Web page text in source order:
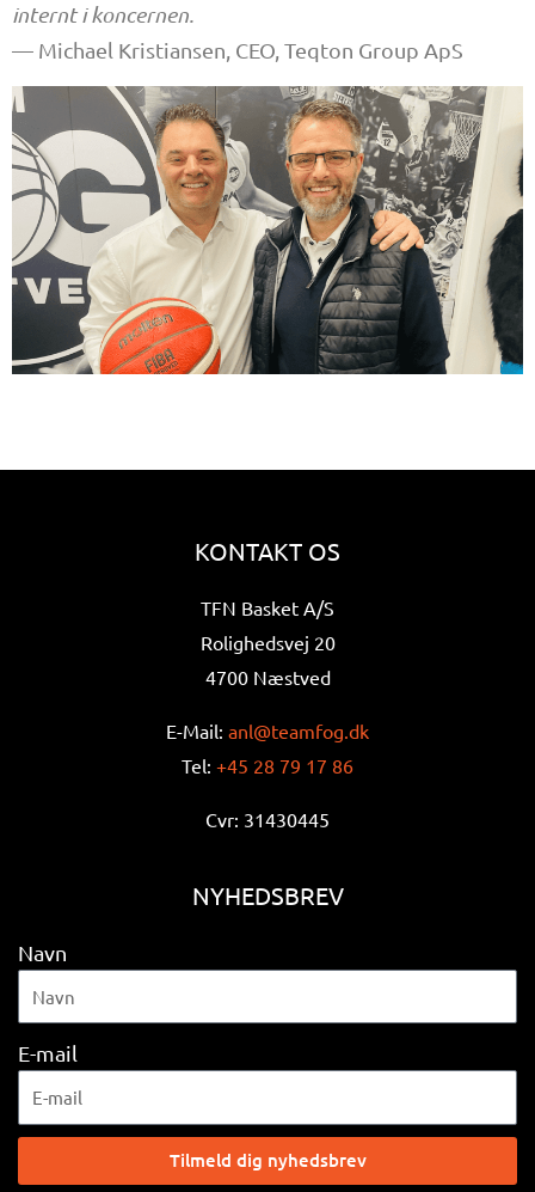
internt i koncernen.
— Michael Kristiansen, CEO, Teqton Group ApS
KONTAKT OS
TFN Basket A/S
Rolighedsvej 20
4700 Næstved
E-Mail: anl@teamfog.dk
Tel: +45 28 79 17 86
Cvr: 31430445
NYHEDSBREV
Navn
E-mail
Tilmeld dig nyhedsbrev